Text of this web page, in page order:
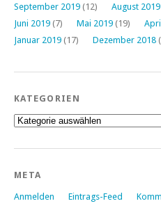
September 2019 (12) August 2019
Juni 2019 (7) Mai 2019 (19)
Januar 2019 (17) Dezember 2018
KATEGORIEN
Kategorien
META
Anmelden Eintrags-Feed